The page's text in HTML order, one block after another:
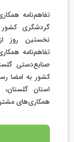
تفاهم‌نامه
گردشگری کشور
نخستین روز
تفاهم‌نامه
صنایع‌دستی
کشور به امضا
استان
همکاری‌های